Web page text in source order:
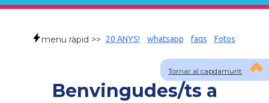
Tornar al capdamunt
menu ràpid >> 20 ANYS! whatsapp faqs Fotos
Benvingudes/ts a